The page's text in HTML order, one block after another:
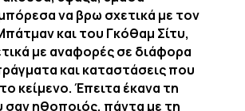
να βρω σχετικά με τον
και του Γκόθαμ Σίτυ,
με αναφορές σε διάφορα
και καταστάσεις που
κείμενο. Έπειτα έκανα τη
σαν ηθοποιός, πάντα με τη